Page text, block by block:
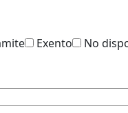
Exento
No